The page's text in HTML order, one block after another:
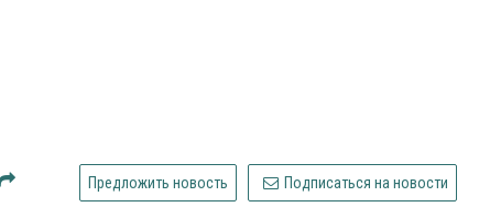
Предложить новость Подписаться на новости